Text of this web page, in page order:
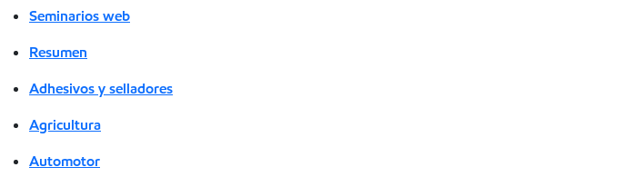
Seminarios web
Resumen
Adhesivos y selladores
Agricultura
Automotor